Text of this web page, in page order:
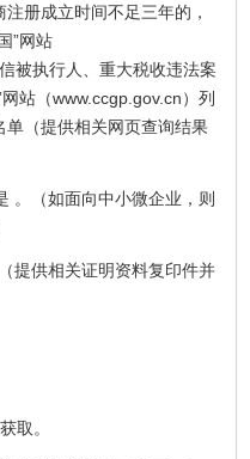
册成立时间不足三年的，
”网站
被执行人、重大税收违法案
站（www.ccgp.gov.cn）列
单（提供相关网页查询结果
（如面向中小微企业，则
供相关证明资料复印件并
取。